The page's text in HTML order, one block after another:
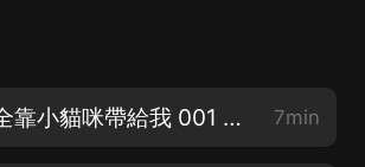
一人：功法全靠小貓咪帶給我 001 李家拳（上） 7min